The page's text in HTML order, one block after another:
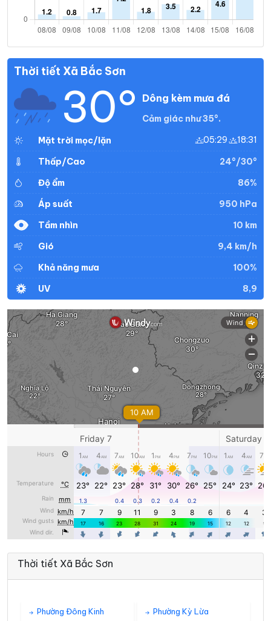
Thời tiết Xã Bắc Sơn
30° Dông kèm mưa đá
Cảm giác như 35°.
Mặt trời mọc/lặn
05:29 18:31
Thấp/Cao
24°/30°
Độ ẩm
86%
Áp suất
950 hPa
Tầm nhìn
10 km
Gió
9,4 km/h
Khả năng mưa
100%
UV
8,9
Thời tiết Xã Bắc Sơn
Phường Đông Kinh Phường Kỳ Lừa